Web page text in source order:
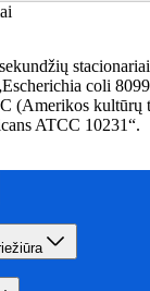
coli
(Amerikos kultūrų
ATCC 10231“.